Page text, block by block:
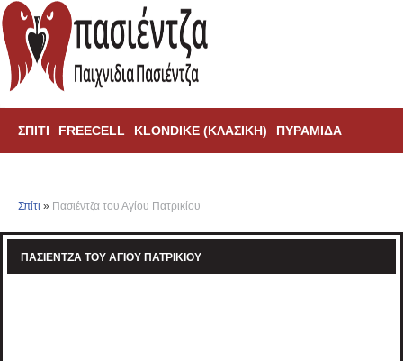
ΣΠΊΤΙ FREECELL KLONDIKE (ΚΛΑΣΙΚΗ) ΠΥΡΑΜΊΔΑ
Σπίτι » Πασιέντζα του Αγίου Πατρικίου
ΠΑΣΙΈΝΤΖΑ ΤΟΥ ΑΓΊΟΥ ΠΑΤΡΙΚΊΟΥ